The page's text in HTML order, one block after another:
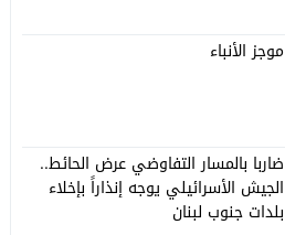
موجز الأنباء
ضاربا بالمسار التفاوضي عرض الحائط..
الجيش الأسرائيلي يوجه إنذاراً بإخلاء
بلدات جنوب لبنان